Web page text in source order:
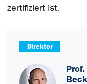
zertifiziert ist.
Direktor